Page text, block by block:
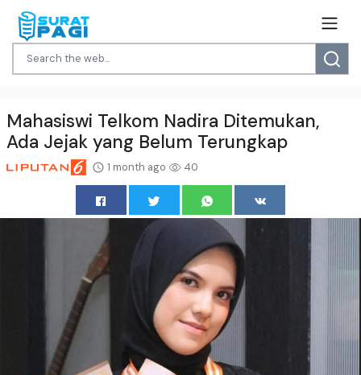
Mahasiswi Telkom Nadira Ditemukan,
Ada Jejak yang Belum Terungkap
1 month ago 40